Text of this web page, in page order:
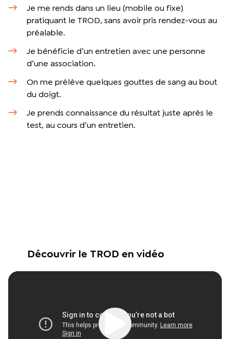
Je me rends dans un lieu (mobile ou fixe)
pratiquant le TROD, sans avoir pris rendez-vous au
préalable.
Je bénéficie d’un entretien avec une personne
d’une association.
On me prélève quelques gouttes de sang au bout
du doigt.
Je prends connaissance du résultat juste après le
test, au cours d’un entretien.
Découvrir le TROD en vidéo